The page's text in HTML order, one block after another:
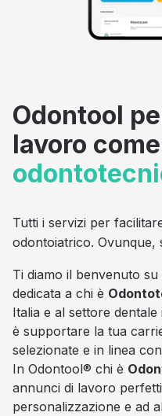
Odontool
lavoro come
Tutti i servizi per
odontoiatrico. Ovunque,
Ti diamo il benvenuto
dedicata a chi è
Italia e al settore
è supportare la tua
selezionate e in linea
In Odontool® chi è
annunci di lavoro
personalizzazione e ad